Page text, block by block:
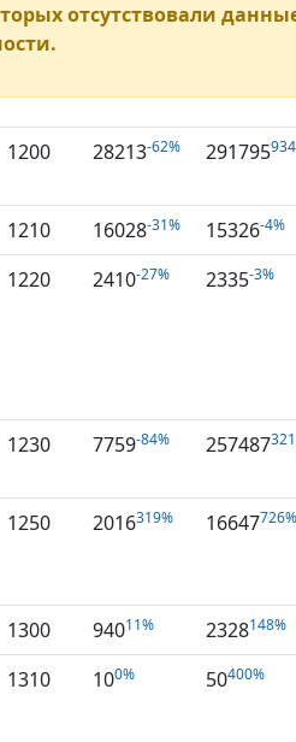
отсутствовали
1200 28213-62% 291795
1210 16028-31% 15326-4%
1220 2410-27% 2335-3%
1230 7759-84% 257487
1250 2016319% 16647726%
1300 94011% 2328148%
1310 100% 50400%